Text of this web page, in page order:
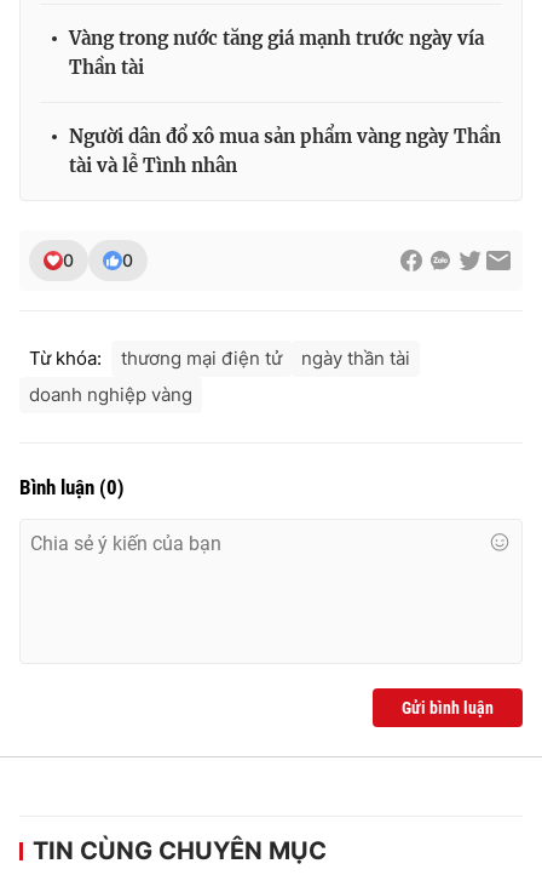
Giấy phép hoạt động báo in và báo điện tử số 483/GP-BTTTT
cấp ngày 29/12/2023
Nguyễn Trọng Ninh
Ðiện thoại Thời báo VTV:024.66 897 897
Vàng trong nước tăng giá mạnh trước ngày vía
Thần tài
Người dân đổ xô mua sản phẩm vàng ngày Thần
tài và lễ Tình nhân
0 0
Từ khóa: thương mại điện tử
ngày thần tài
doanh nghiệp vàng
Bình luận (0)
Gửi bình luận
TIN CÙNG CHUYÊN MỤC